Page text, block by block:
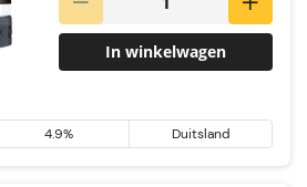
In winkelwagen
4.9% Duitsland